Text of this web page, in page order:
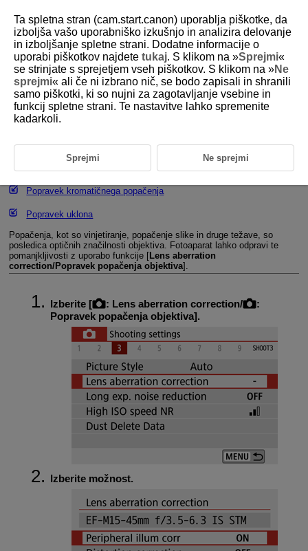
D101-076
Popravek popačenja objektiva
Popravek periferne iluminacije
Popravek popačenja
Popravek kromatičnega popačenja
Popravek uklona
Popačenja, kot so vinjetiranje, popačenje slike in druge težave, so
posledica optičnih značilnosti objektiva. Fotoaparat lahko odpravi te
pomanjkljivosti z uporabo funkcije [Lens aberration
correction/Popravek popačenja objektiva].
Izberite [ : Lens aberration correction/
:
Popravek popačenja objektiva].
Izberite možnost.
Ta spletna stran (cam.start.canon) uporablja piškotke, da
izboljša vašo uporabniško izkušnjo in analizira delovanje
in izboljšanje spletne strani. Dodatne informacije o
uporabi piškotkov najdete tukaj. S klikom na »Sprejmi«
se strinjate s sprejetjem vseh piškotkov. S klikom na »Ne
sprejmi« ali če ni izbrano nič, se bodo zapisali in shranili
samo piškotki, ki so nujni za zagotavljanje vsebine in
funkcij spletne strani. Te nastavitve lahko spremenite
kadarkoli.
Sprejmi Ne sprejmi